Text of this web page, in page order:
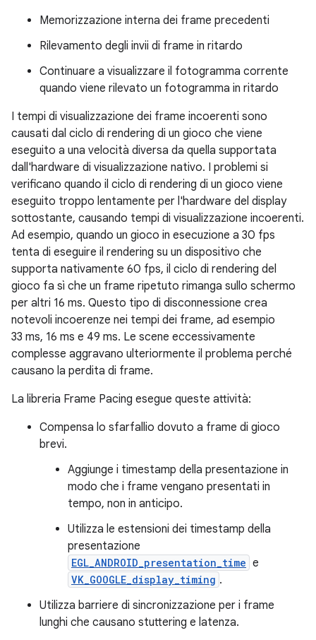
Memorizzazione interna dei frame precedenti
Rilevamento degli invii di frame in ritardo
Continuare a visualizzare il fotogramma corrente
quando viene rilevato un fotogramma in ritardo
I tempi di visualizzazione dei frame incoerenti sono
causati dal ciclo di rendering di un gioco che viene
eseguito a una velocità diversa da quella supportata
dall'hardware di visualizzazione nativo. I problemi si
verificano quando il ciclo di rendering di un gioco viene
eseguito troppo lentamente per l'hardware del display
sottostante, causando tempi di visualizzazione incoerenti.
Ad esempio, quando un gioco in esecuzione a 30 fps
tenta di eseguire il rendering su un dispositivo che
supporta nativamente 60 fps, il ciclo di rendering del
gioco fa sì che un frame ripetuto rimanga sullo schermo
per altri 16 ms. Questo tipo di disconnessione crea
notevoli incoerenze nei tempi dei frame, ad esempio
33 ms, 16 ms e 49 ms. Le scene eccessivamente
complesse aggravano ulteriormente il problema perché
causano la perdita di frame.
La libreria Frame Pacing esegue queste attività:
Compensa lo sfarfallio dovuto a frame di gioco
brevi.
Aggiunge i timestamp della presentazione in
modo che i frame vengano presentati in
tempo, non in anticipo.
Utilizza le estensioni dei timestamp della
presentazione
EGL_ANDROID_presentation_time e
VK_GOOGLE_display_timing .
Utilizza barriere di sincronizzazione per i frame
lunghi che causano stuttering e latenza.